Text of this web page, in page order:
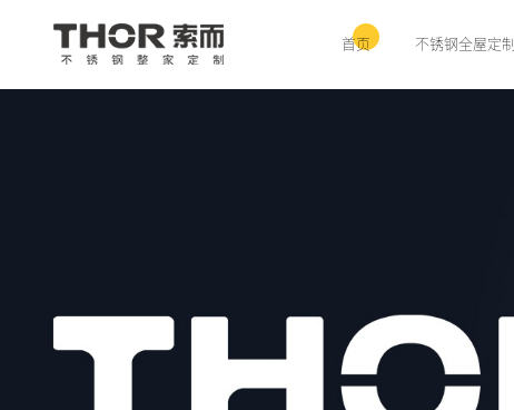
首页 不锈钢全屋定制